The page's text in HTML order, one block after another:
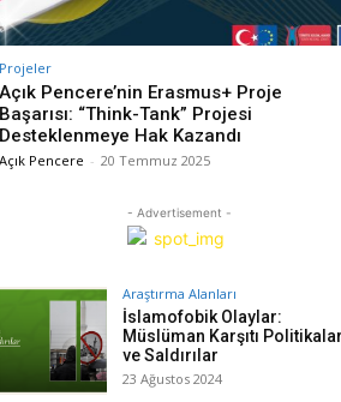
Projeler
Açık Pencere’nin Erasmus+ Proje
Başarısı: “Think-Tank” Projesi
Desteklenmeye Hak Kazandı
Açık Pencere - 20 Temmuz 2025
- Advertisement -
Araştırma Alanları
İslamofobik Olaylar:
Müslüman Karşıtı Politikalar
ve Saldırılar
23 Ağustos 2024